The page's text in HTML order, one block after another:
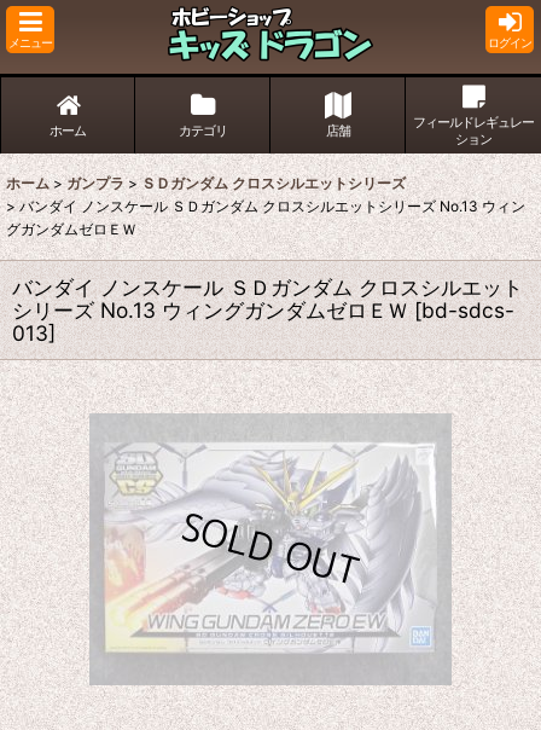
メニュー ログイン
ホーム カテゴリ 店舗
フィールドレギュレー
ション
ホーム > ガンプラ > ＳＤガンダム クロスシルエットシリーズ
> バンダイ ノンスケール ＳＤガンダム クロスシルエットシリーズ No.13 ウィン
グガンダムゼロＥＷ
バンダイ ノンスケール ＳＤガンダム クロスシルエット
シリーズ No.13 ウィングガンダムゼロＥＷ [bd-sdcs-
013]